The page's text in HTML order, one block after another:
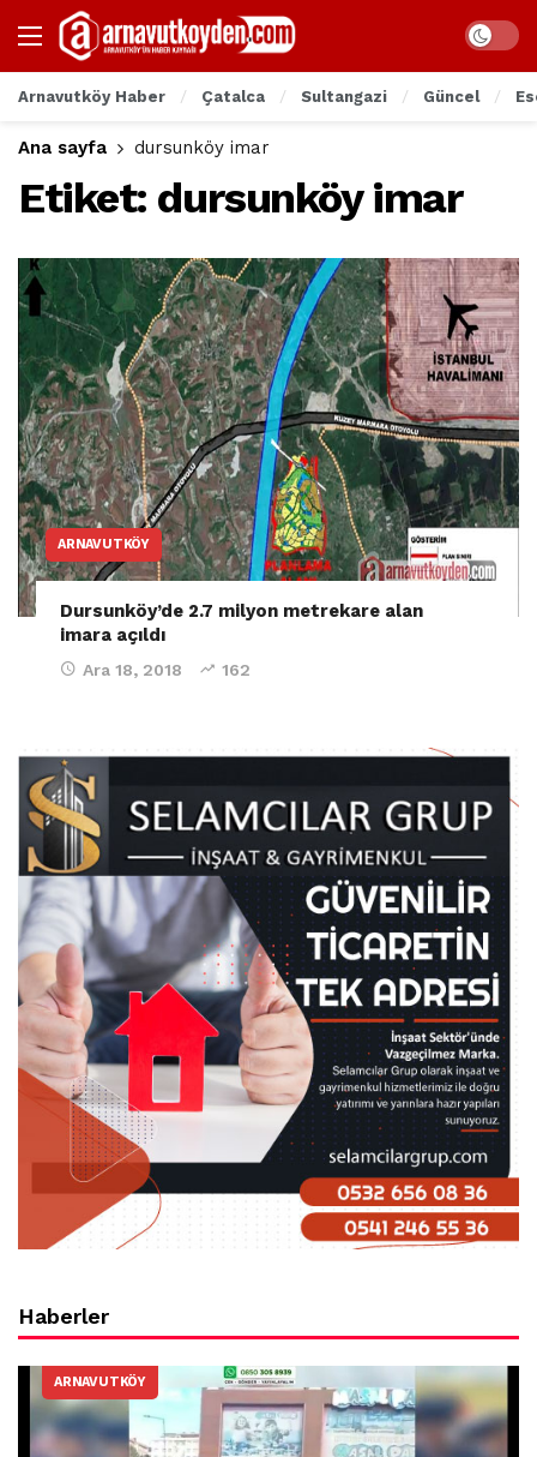
Arnavutköy Haber Çatalca Sultangazi Güncel
Ana sayfa dursunköy imar
Etiket: dursunköy imar
ARNAVUTKÖY
Dursunköy’de 2.7 milyon metrekare alan
imara açıldı
Ara 18, 2018 162
Haberler
ARNAVUTKÖY